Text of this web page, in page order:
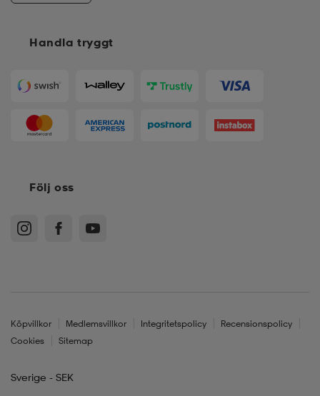
Handla tryggt
Följ oss
Köpvillkor Medlemsvillkor Integritetspolicy
Recensionspolicy
Cookies
Sitemap
Sverige - SEK